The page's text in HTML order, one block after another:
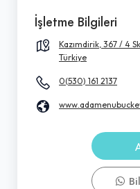
İşletme Bilgileri
Kazımdirik, 367 / 4
Türkiye
0(530) 161 2137